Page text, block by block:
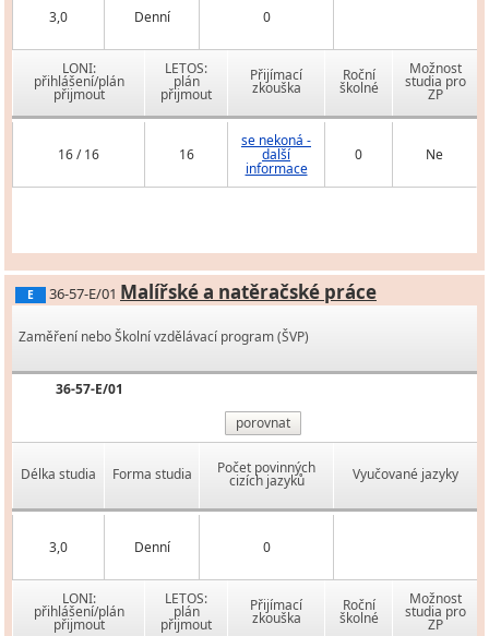
3,0 Denní 0
LONI:
přihlášení/plán
přijmout
LETOS:
plán
přijmout
Přijímací
zkouška
Roční
školné
Možnost
studia pro
ZP
16 / 16 16
se nekoná -
další
informace
0 Ne
E 36-57-E/01 Malířské a natěračské práce
Zaměření nebo Školní vzdělávací program (ŠVP)
36-57-E/01
porovnat
Délka studia Forma studia Počet povinných
cizích jazyků Vyučované jazyky
3,0 Denní 0
LONI:
přihlášení/plán
přijmout
LETOS:
plán
přijmout
Přijímací
zkouška
Roční
školné
Možnost
studia pro
ZP